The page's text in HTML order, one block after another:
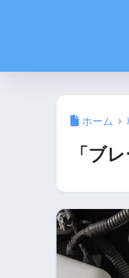
ホーム
「ブ